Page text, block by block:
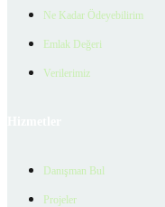
Ne Kadar Ödeyebilirim
Emlak Değeri
Verilerimiz
Danışman Bul
Projeler